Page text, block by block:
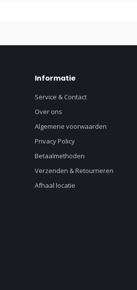
Informatie
Service & Contact
Over ons
Algemene voorwaarden
Privacy Policy
Betaalmethoden
Verzenden & Retourneren
Afhaal locatie